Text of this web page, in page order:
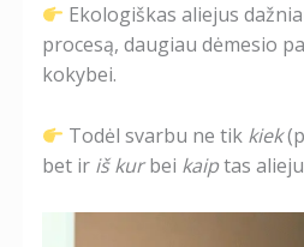
Ekologiškas aliejus
procesą, daugiau dėmesio
kokybei.
Todėl svarbu ne tik kiek
bet ir iš kurbei kaiptas